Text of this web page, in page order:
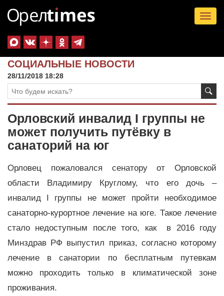
СОЦИАЛЬНЫЕ НОВОСТИ
28/11/2018 18:28
Орловский инвалид I группы не
может получить путёвку в
санаторий на юг
Орловец пожаловался сенатору от Орловской
области Владимиру Круглому, что его дочь –
инвалид I группы не может пройти необходимое
санаторно-курортное лечение на юге. Такое лечение
стало недоступным после того, как в 2016 году
Минздрав РФ выпустил приказ, согласно которому
лечение в санатории по бесплатным путевкам
можно проходить только в климатической зоне
проживания.